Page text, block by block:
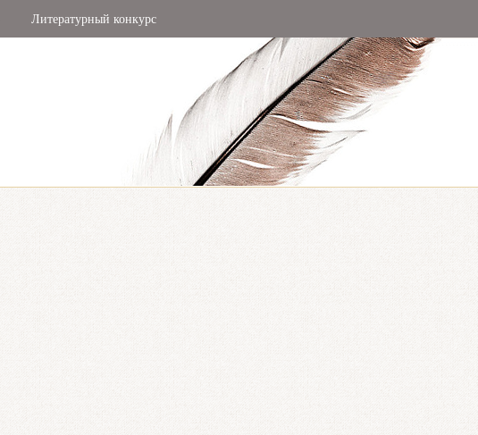
Литературный конкурс